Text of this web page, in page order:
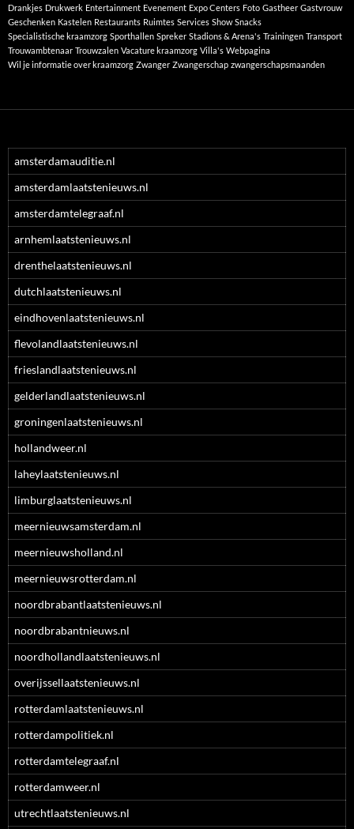
Drankjes Drukwerk Entertainment Evenement Expo Centers Foto Gastheer Gastvrouw
Geschenken Kastelen Restaurants Ruimtes Services Show Snacks
Specialistische kraamzorg Sporthallen Spreker Stadions & Arena's Trainingen Transport
Trouwambtenaar Trouwzalen Vacature kraamzorg Villa's Webpagina
Wil je informatie over kraamzorg Zwanger Zwangerschap zwangerschapsmaanden
amsterdamauditie.nl
amsterdamlaatstenieuws.nl
amsterdamtelegraaf.nl
arnhemlaatstenieuws.nl
drenthelaatstenieuws.nl
dutchlaatstenieuws.nl
eindhovenlaatstenieuws.nl
flevolandlaatstenieuws.nl
frieslandlaatstenieuws.nl
gelderlandlaatstenieuws.nl
groningenlaatstenieuws.nl
hollandweer.nl
laheylaatstenieuws.nl
limburglaatstenieuws.nl
meernieuwsamsterdam.nl
meernieuwsholland.nl
meernieuwsrotterdam.nl
noordbrabantlaatstenieuws.nl
noordbrabantnieuws.nl
noordhollandlaatstenieuws.nl
overijssellaatstenieuws.nl
rotterdamlaatstenieuws.nl
rotterdampolitiek.nl
rotterdamtelegraaf.nl
rotterdamweer.nl
utrechtlaatstenieuws.nl